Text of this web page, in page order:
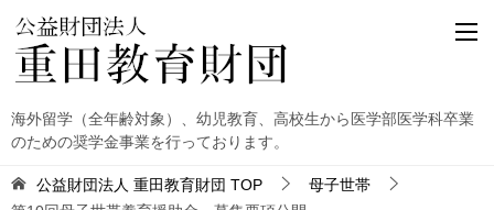
海外留学（全年齢対象）、幼児教育、高校生から医学部医学科卒業
のための奨学金事業を行っております。
公益財団法人 重田教育財団 TOP
母子世帯